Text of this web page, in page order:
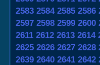
2583 2584 2585 2586
2597 2598 2599 2600
2611 2612 2613 2614
2625 2626 2627 2628
2639 2640 2641 2642